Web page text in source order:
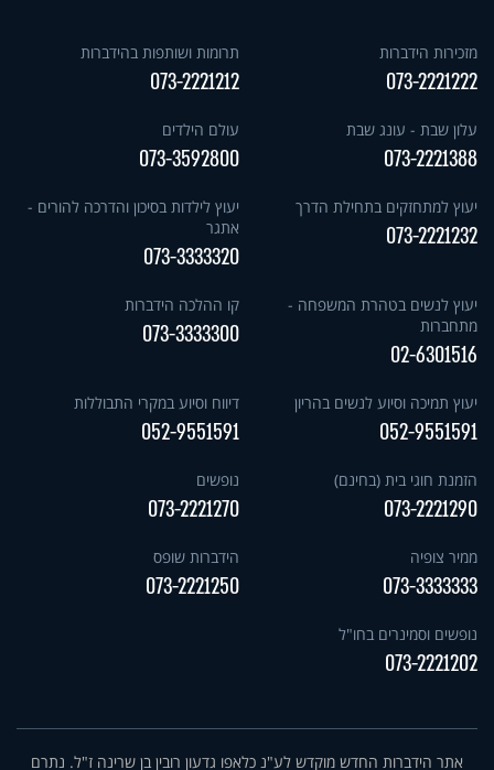
מזכירות הידברות
073-2221222
תרומות ושותפות בהידברות
073-2221212
עלון שבת - עונג שבת
073-2221388
עולם הילדים
073-3592800
יעוץ למתחזקים בתחילת הדרך
073-2221232
יעוץ לילדות בסיכון והדרכה להורים -
אתגר
073-3333320
יעוץ לנשים בטהרת המשפחה -
מתחברות
02-6301516
קו ההלכה הידברות
073-3333300
יעוץ תמיכה וסיוע לנשים בהריון
052-9551591
דיווח וסיוע במקרי התבוללות
052-9551591
הזמנת חוגי בית (בחינם)
073-2221290
נופשים
073-2221270
ממיר צופיה
073-3333333
הידברות שופס
073-2221250
נופשים וסמינרים בחו"ל
073-2221202
אתר הידברות החדש מוקדש לע"נ כלאפו גדעון רובין בן שרינה ז"ל. נתרם